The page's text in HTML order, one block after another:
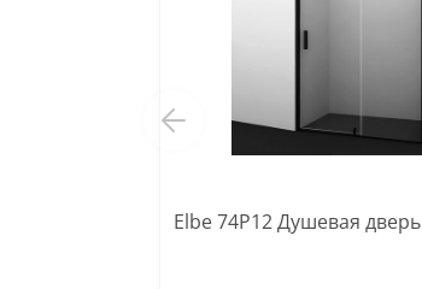
Elbe 74P12 Душевая дверь